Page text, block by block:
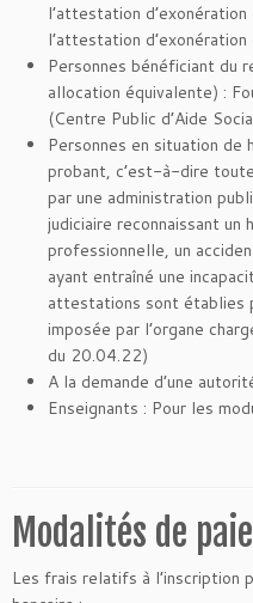
l’attestation
l’attestation
Personnes bénéficiant du
allocation équivalente) :
(Centre Public d’Aide
Personnes en situation de
probant, c’est-à-dire
par une administration
judiciaire reconnaissant un
professionnelle, un
ayant entraîné une
attestations sont établies
imposée par l’organe
du 20.04.22)
A la demande d’une
Enseignants : Pour les
Modalités de
Les frais relatifs à l’inscription